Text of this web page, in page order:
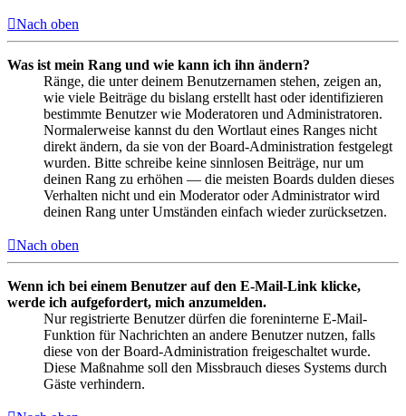
Nach oben
Was ist mein Rang und wie kann ich ihn ändern?
Ränge, die unter deinem Benutzernamen stehen, zeigen an,
wie viele Beiträge du bislang erstellt hast oder identifizieren
bestimmte Benutzer wie Moderatoren und Administratoren.
Normalerweise kannst du den Wortlaut eines Ranges nicht
direkt ändern, da sie von der Board-Administration festgelegt
wurden. Bitte schreibe keine sinnlosen Beiträge, nur um
deinen Rang zu erhöhen — die meisten Boards dulden dieses
Verhalten nicht und ein Moderator oder Administrator wird
deinen Rang unter Umständen einfach wieder zurücksetzen.
Nach oben
Wenn ich bei einem Benutzer auf den E-Mail-Link klicke,
werde ich aufgefordert, mich anzumelden.
Nur registrierte Benutzer dürfen die foreninterne E-Mail-
Funktion für Nachrichten an andere Benutzer nutzen, falls
diese von der Board-Administration freigeschaltet wurde.
Diese Maßnahme soll den Missbrauch dieses Systems durch
Gäste verhindern.